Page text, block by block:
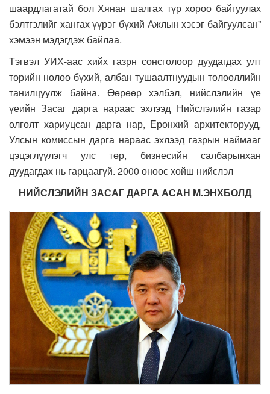
шаардлагатай бол Хянан шалгах түр хороо байгуулах
бэлтгэлийг хангах үүрэг бүхий Ажлын хэсэг байгуулсан”
хэмээн мэдэгдэж байлаа.
Тэгвэл УИХ-аас хийх газрн сонсголоор дуудагдах улт
төрийн нөлөө бүхий, албан тушаалтнуудын төлөөллийн
танилцуулж байна. Өөрөөр хэлбэл, нийслэлийн үе
үеийн Засаг дарга нараас эхлээд Нийслэлийн газар
олголт хариуцсан дарга нар, Ерөнхий архитекторууд,
Улсын комиссын дарга нараас эхлээд газрын наймааг
цэцэглүүлэгч улс төр, бизнесийн салбарынхан
дуудагдах нь гарцаагүй. 2000 оноос хойш нийслэл
НИЙСЛЭЛИЙН ЗАСАГ ДАРГА АСАН М.ЭНХБОЛД